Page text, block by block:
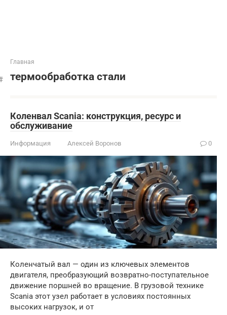
Главная
термообработка стали
Коленвал Scania: конструкция, ресурс и
обслуживание
Информация Алексей Воронов 0
Коленчатый вал — один из ключевых элементов
двигателя, преобразующий возвратно-поступательное
движение поршней во вращение. В грузовой технике
Scania этот узел работает в условиях постоянных
высоких нагрузок, и от